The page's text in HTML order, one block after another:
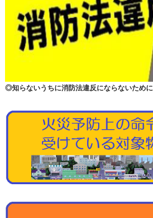
◎知らないうちに消防法違反にならないために